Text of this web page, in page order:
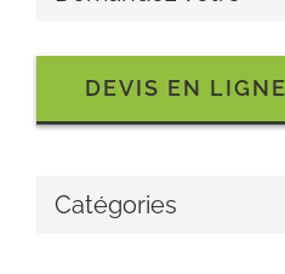
DEVIS EN LIGNE
Catégories